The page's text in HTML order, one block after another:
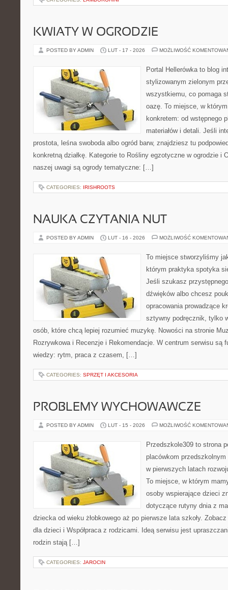
KWIATY W OGRODZIE
POSTED BY ADMIN LUT - 17 - 2026 MOŻLIWOŚĆ
Portal Hellerówka to blog
stylizowanym zielonym
wszystkiemu, co pomaga
oazę. To miejsce, w
konkretem: od wstępnego
materiałów i detali. Jeśli
prostota, leśna swoboda albo ogród barw, znajdziesz tu
konkretną działkę. Kategorie to Rośliny egzotyczne w ogrodzie i
naszej uwagi są ogrody tematyczne: […]
CATEGORIES: IRISHROOTS
NAUKA CZYTANIA NUT
POSTED BY ADMIN LUT - 16 - 2026 MOŻLIWOŚĆ
To miejsce stworzyliśmy
którym praktyka spotyka
Jeśli szukasz
dźwięków albo chcesz
opracowania prowadzące
sztywny podręcznik, tylko
osób, które chcą lepiej rozumieć muzykę. Nowości na stronie
Rozrywkowa i Recenzje i Rekomendacje. W centrum serwisu są
wiedzy: rytm, praca z czasem, […]
CATEGORIES: SPRZĘT I AKCESORIA
PROBLEMY WYCHOWAWCZE
POSTED BY ADMIN LUT - 15 - 2026 MOŻLIWOŚĆ
Przedszkole309 to strona
placówkom
w pierwszych latach
To miejsce, w którym
osoby wspierające dzieci
dotyczące rutyny dnia z
dziecka od wieku żłobkowego aż po pierwsze lata szkoły.
dla dzieci i Współpraca z rodzicami. Ideą serwisu jest
rodzin stają […]
CATEGORIES: JAROCIN